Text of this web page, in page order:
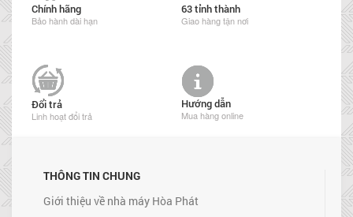
Chính hãng
Bảo hành dài hạn
63 tỉnh thành
Giao hàng tận nơi
Đổi trả
Linh hoạt đổi trả
Hướng dẫn
Mua hàng online
THÔNG TIN CHUNG
Giới thiệu về nhà máy Hòa Phát